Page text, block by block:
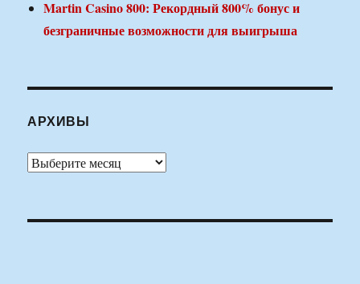
Martin Casino 800: Рекордный 800% бонус и
безграничные возможности для выигрыша
АРХИВЫ
Архивы